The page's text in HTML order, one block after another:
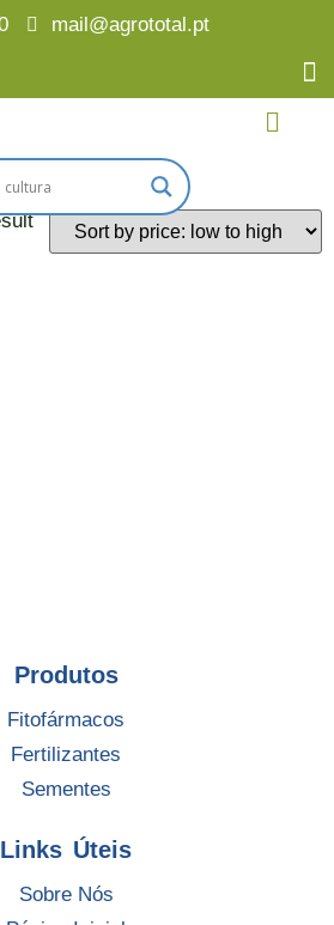
mail@agrototal.pt
Alface
Produtos
Fitofármacos
Fertilizantes
Sementes
Links Úteis
Sobre Nós